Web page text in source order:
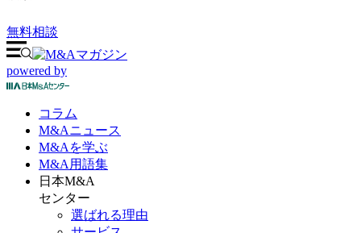
無料相談
powered by
コラム
M&Aニュース
M&Aを学ぶ
M&A 用語集
日本M&A
センター
選ばれる理由